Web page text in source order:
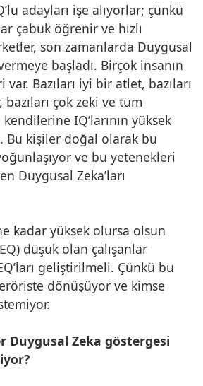
adayları işe alıyorlar; çünkü
çabuk öğrenir ve hızlı
son zamanlarda Duygusal
başladı. Birçok insanın
Bazıları iyi bir atlet, bazıları
çok zeki ve tüm
IQ’larının yüksek
Bu kişiler doğal olarak bu
ve bu yetenekleri
Duygusal Zeka’ları
kadar yüksek olursa olsun
düşük olan çalışanlar
geliştirilmeli. Çünkü bu
dönüşüyor ve kimse
Duygusal Zeka göstergesi